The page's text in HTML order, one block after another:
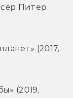
Питер
(2017,
(2019,